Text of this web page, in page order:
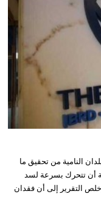
النامية من تحقيق ما
أن تتحرك بسرعة لسد
التقرير إلى أن فقدان